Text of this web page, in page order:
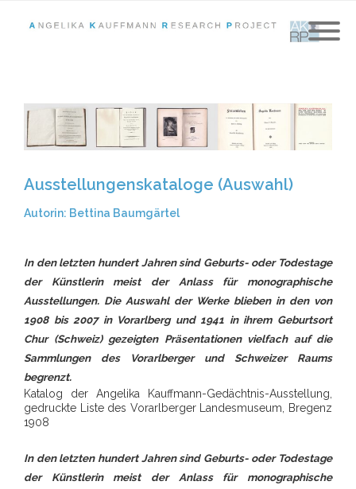
Ausstellungenskataloge (Auswahl)
Autorin: Bettina Baumgärtel
In den letzten hundert Jahren sind Geburts- oder Todestage
der Künstlerin meist der Anlass für monographische
Ausstellungen. Die Auswahl der Werke blieben in den von
1908 bis 2007 in Vorarlberg und 1941 in ihrem Geburtsort
Chur (Schweiz) gezeigten Präsentationen vielfach auf die
Sammlungen des Vorarlberger und Schweizer Raums
begrenzt.
Katalog der Angelika Kauffmann-Gedächtnis-Ausstellung,
gedruckte Liste des Vorarlberger Landesmuseum, Bregenz
1908
In den letzten hundert Jahren sind Geburts- oder Todestage
der Künstlerin meist der Anlass für monographische